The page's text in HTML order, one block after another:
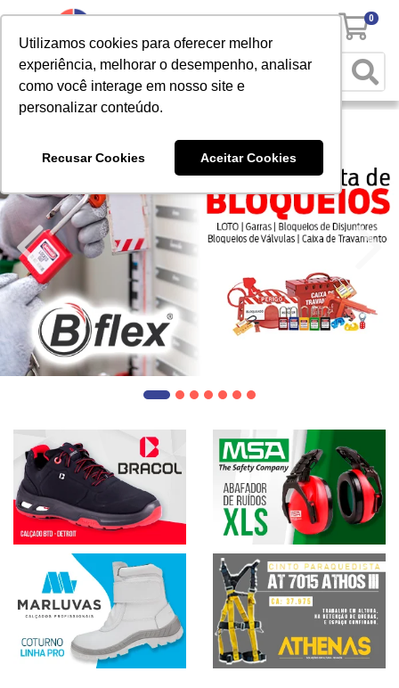
Utilizamos cookies para oferecer melhor
experiência, melhorar o desempenho, analisar
como você interage em nosso site e
personalizar conteúdo.
Recusar Cookies Aceitar Cookies
0